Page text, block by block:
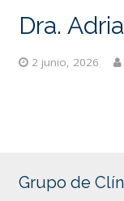
Dra.
2 junio, 2026
Grupo de